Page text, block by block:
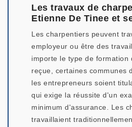
Les travaux de
Etienne De Tinee et
Les charpentiers peuvent
employeur ou être des
importe le type de formation
reçue, certaines communes
les entrepreneurs soient
qui exige la réussite d'un
minimum d'assurance. Les
travaillaient